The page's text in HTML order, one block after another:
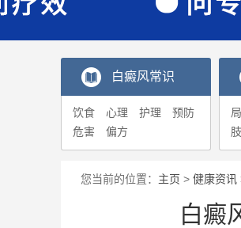
白癜风常识
饮食 心理 护理
预防
危害
偏方
您当前的位置： 主页 > 健康资讯
白癜